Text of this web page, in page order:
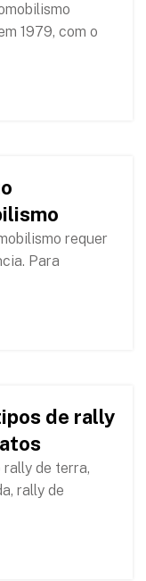
1979, com o
requer
Para
de rally
rally de terra,
rally de